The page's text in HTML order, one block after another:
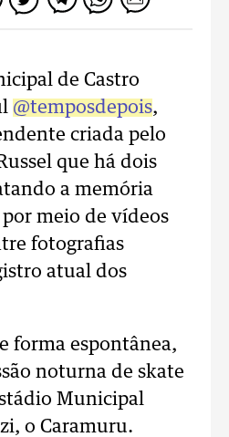
de Castro
@temposdepois,
criada pelo
que há dois
a memória
meio de vídeos
fotografias
atual dos
forma espontânea,
noturna de skate
Municipal
o Caramuru.